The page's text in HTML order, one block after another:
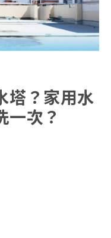
塔？家用水
一次？